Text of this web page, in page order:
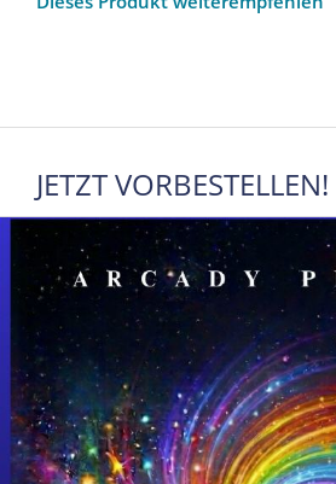
JETZT VORBESTELLEN!